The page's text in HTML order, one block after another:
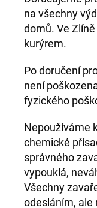
na všechny
domů. Ve
kurýrem.
Po doručení
není
fyzického
Nepoužíváme
chemické
správného
vypouklá,
Všechny
odesláním, ale